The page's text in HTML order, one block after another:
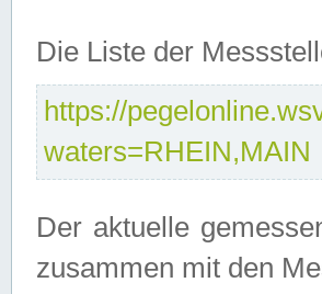
Die Liste der
https://
waters=RHEIN,MAIN
Der aktuelle
zusammen mit den